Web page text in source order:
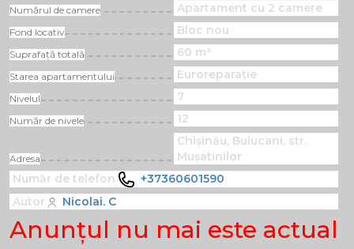
Numărul de camere Apartament cu 2 camere
Fond locativ Bloc nou
Suprafață totală 60 m²
Starea apartamentului Euroreparație
Nivelul 7
Număr de nivele 12
Adresa
Chișinău, Buiucani, str.
Mușatinilor
Număr de telefon
+37360601590
Autor
Nicolai. C
Anunţul nu mai este actual